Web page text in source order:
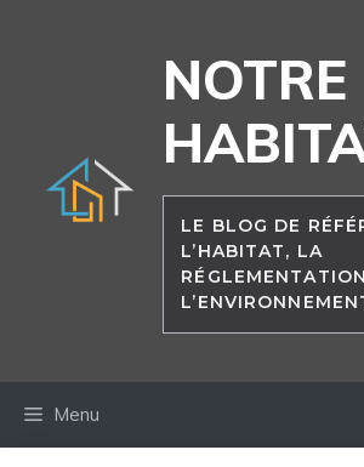
NOTRE
LE BLOG DE
L’HABITAT, LA
Menu